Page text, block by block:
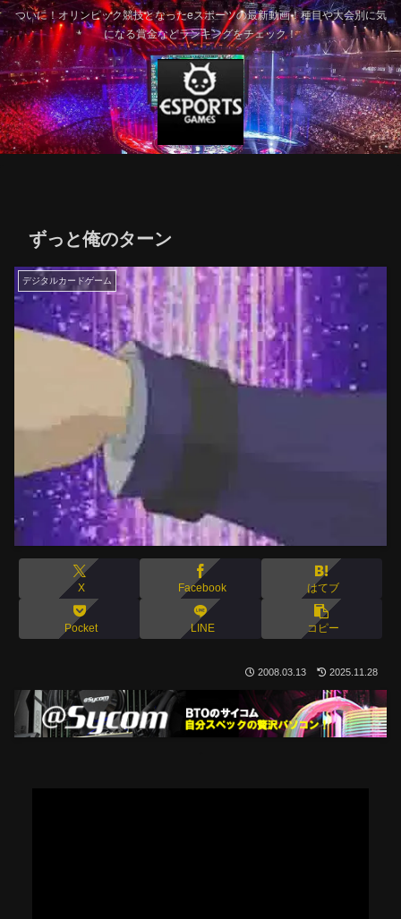
ついに！オリンピック競技となったeスポーツの最新動画！種目や大会別に気
になる賞金などランキングをチェック！
ずっと俺のターン
デジタルカードゲーム
X Facebook はてブ
Pocket LINE コピー
2008.03.13 2025.11.28